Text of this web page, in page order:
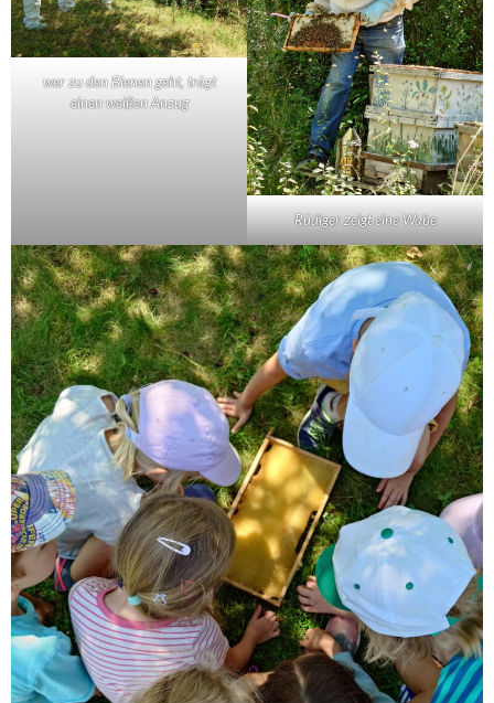
wer zu den Bienen geht, trägt
einen weißen Anzug
Rüdiger zeigt eine Wabe